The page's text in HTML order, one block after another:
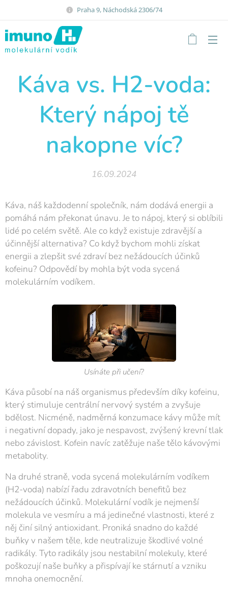
Praha 9, Náchodská 2306/74
Káva vs. H2-voda:
Který nápoj tě
nakopne víc?
16.09.2024
Káva, náš každodenní společník, nám dodává energii a
pomáhá nám překonat únavu. Je to nápoj, který si oblíbili
lidé po celém světě. Ale co když existuje zdravější a
účinnější alternativa? Co když bychom mohli získat
energii a zlepšit své zdraví bez nežádoucích účinků
kofeinu? Odpovědí by mohla být voda sycená
molekulárním vodíkem.
Usínáte při učení?
Káva působí na náš organismus především díky kofeinu,
který stimuluje centrální nervový systém a zvyšuje
bdělost. Nicméně, nadměrná konzumace kávy může mít
i negativní dopady, jako je nespavost, zvýšený krevní tlak
nebo závislost. Kofein navíc zatěžuje naše tělo kávovými
metabolity.
Na druhé straně, voda sycená molekulárním vodíkem
(H2-voda) nabízí řadu zdravotních benefitů bez
nežádoucích účinků. Molekulární vodík je nejmenší
molekula ve vesmíru a má jedinečné vlastnosti, které z
něj činí silný antioxidant. Proniká snadno do každé
buňky v našem těle, kde neutralizuje škodlivé volné
radikály. Tyto radikály jsou nestabilní molekuly, které
poškozují naše buňky a přispívají ke stárnutí a vzniku
mnoha onemocnění.